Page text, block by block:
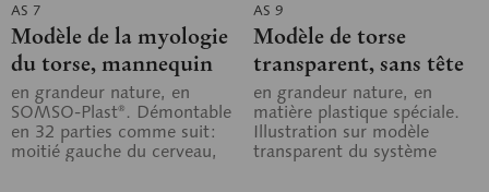
AS 7
Modèle de la myologie
du torse, mannequin
avec tête, dos ouvert et
organes génitaux
interchangeables
en grandeur nature, en
SOMSO-Plast®. Démontable
en 32 parties comme suit:
moitié gauche du cerveau,
AS 9
Modèle de torse
transparent, sans tête
en grandeur nature, en
matière plastique spéciale.
Illustration sur modèle
transparent du système